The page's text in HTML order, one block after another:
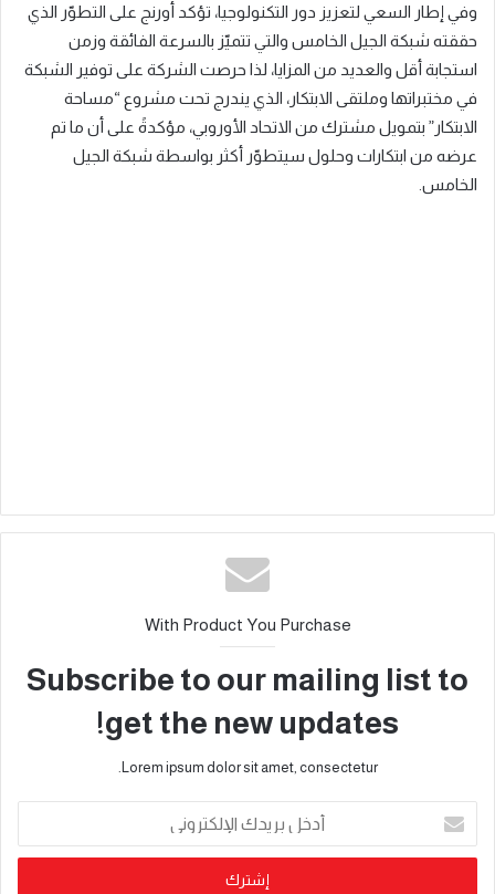
وفي إطار السعي لتعزيز دور التكنولوجيا، تؤكد أورنج على التطوّر الذي
حققته شبكة الجيل الخامس والتي تتميّز بالسرعة الفائقة وزمن
استجابة أقل والعديد من المزايا، لذا حرصت الشركة على توفير الشبكة
في مختبراتها وملتقى الابتكار، الذي يندرج تحت مشروع “مساحة
الابتكار” بتمويل مشترك من الاتحاد الأوروبي، مؤكدةً على أن ما تم
عرضه من ابتكارات وحلول سيتطوّر أكثر بواسطة شبكة الجيل
الخامس.
With Product You Purchase
Subscribe to our mailing list to
get the new updates!
Lorem ipsum dolor sit amet, consectetur.